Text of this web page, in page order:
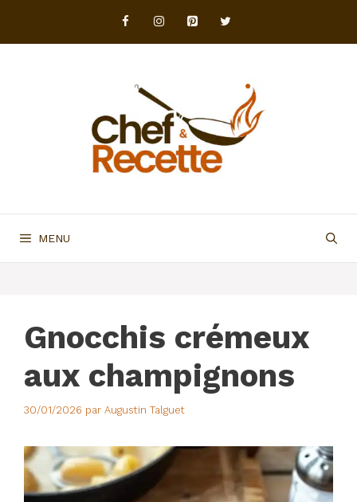
contenu
MENU
Gnocchis crémeux
aux champignons
30/01/2026 par Augustin Talguet